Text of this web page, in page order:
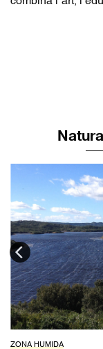
ZONA HUMIDA